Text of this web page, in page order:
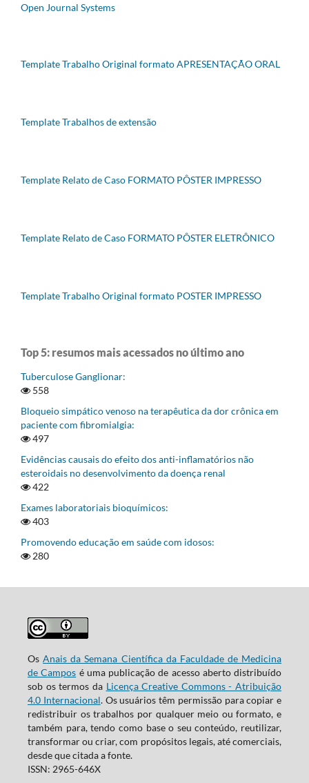
Open Journal Systems
Template Trabalho Original formato APRESENTAÇÃO ORAL
Template Trabalhos de extensão
Template Relato de Caso FORMATO PÔSTER IMPRESSO
Template Relato de Caso FORMATO PÔSTER ELETRÔNICO
Template Trabalho Original formato POSTER IMPRESSO
Top 5: resumos mais acessados no último ano
Tuberculose Ganglionar:
558
Bloqueio simpático venoso na terapêutica da dor crônica em
paciente com fibromialgia:
497
Evidências causais do efeito dos anti-inflamatórios não
esteroidais no desenvolvimento da doença renal
422
Exames laboratoriais bioquímicos:
403
Promovendo educação em saúde com idosos:
280
OsAnais da Semana Científica da Faculdade de Medicina
de Campos é uma publicação de acesso aberto distribuído
sob os termos da Licença Creative Commons - Atribuição
4.0 Internacional. Os usuários têm permissão para copiar e
redistribuir os trabalhos por qualquer meio ou formato, e
também para, tendo como base o seu conteúdo, reutilizar,
transformar ou criar, com propósitos legais, até comerciais,
desde que citada a fonte.
ISSN: 2965-646X